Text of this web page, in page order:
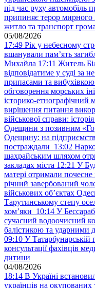
під час руху автомобіль
припиняє терор
житло та транспорт
05/08/2026
17:49 Рік у небесному
вшанували пам’ять
Михайла 17:11 Житель
відповідатиме у суді за
припасами та вибухівкою
обговорення морських
історико-
вирішення питання
військової справи:
Одещини з позивним
Одещину: на
постраждали 13:02
шахрайським шляхом
закладах міста 12:21 У
матері отримали
річний завербований
військових обʼєктах
Тарутинському степу
хом’яки 10:14 У
сучасний водоочисний
балістикою та ударними
09:10 У Татарбунарській
консультації фахівців
дитини
04/08/2026
18:14 В Україні
українців на окупованих